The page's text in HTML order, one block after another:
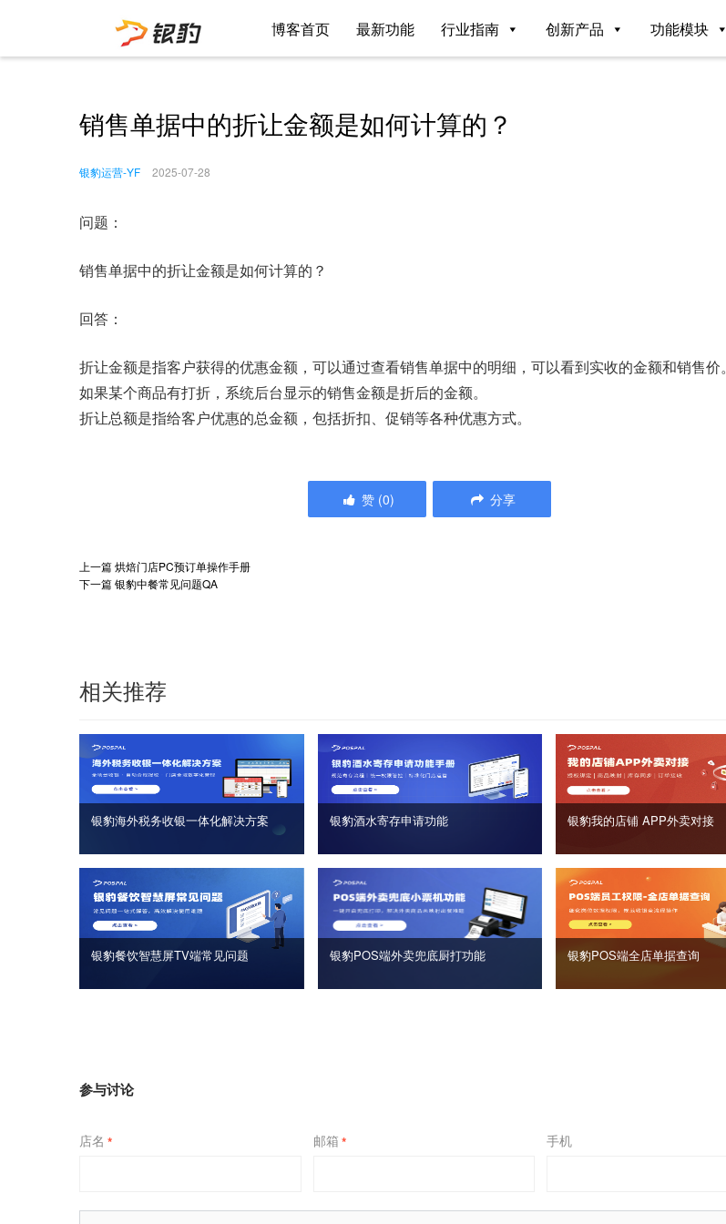
博客首页 最新功能 行业指南 创新产品 功能模块
销售单据中的折让金额是如何计算的？
银豹运营-YF 2025-07-28
问题：
销售单据中的折让金额是如何计算的？
回答：
折让金额是指客户获得的优惠金额，可以通过查看销售单据中的明细，可以看到实收的金额和销售价。
如果某个商品有打折，系统后台显示的销售金额是折后的金额。
折让总额是指给客户优惠的总金额，包括折扣、促销等各种优惠方式。
赞 (0) 分享
上一篇烘焙门店PC预订单操作手册
下一篇银豹中餐常见问题QA
相关推荐
银豹海外税务收银一体化解决方案 银豹酒水寄存申请功能 银豹我的店铺 APP外卖对接
银豹餐饮智慧屏TV端常见问题 银豹POS端外卖兜底厨打功能 银豹POS端全店单据查询
参与讨论
店名 * 邮箱 * 手机